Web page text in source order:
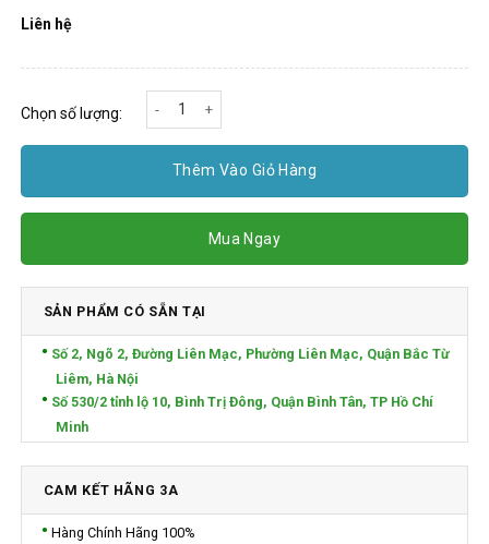
Liên hệ
Máy băm cỏ, nghiền xơ dừa, ngũ cốc 3A3kW số lượng
Chọn số lượng:
Thêm Vào Giỏ Hàng
Mua Ngay
SẢN PHẨM CÓ SẴN TẠI
Số 2, Ngõ 2, Đường Liên Mạc, Phường Liên Mạc, Quận Bắc Từ
Liêm, Hà Nội
Số 530/2 tỉnh lộ 10, Bình Trị Đông, Quận Bình Tân, TP Hồ Chí
Minh
CAM KẾT HÃNG 3A
Hàng Chính Hãng 100%